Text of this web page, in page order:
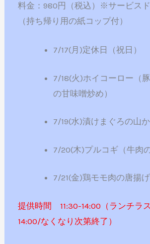
料金：980円（税込）※サービス
（持ち帰り用の紙コップ付）
7/17(月)定休日（祝日）
7/18(火)ホイコーロー（
の甘味噌炒め）
7/19(水)漬けまぐろの山
7/20(木)プルコギ（牛肉
7/21(金)鶏モモ肉の唐揚げ
提供時間 11:30-14:00（ランチラ
14:00/なくなり次第終了）